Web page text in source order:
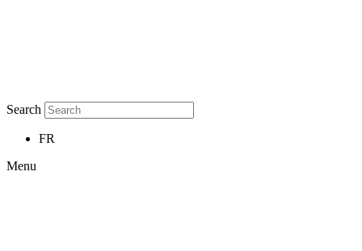
Search
FR
Menu